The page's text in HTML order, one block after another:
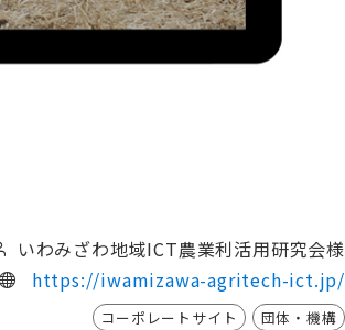
いわみざわ地域ICT農業利活用研究会様
https://iwamizawa-agritech-ict.jp/
コーポレートサイト 団体・機構